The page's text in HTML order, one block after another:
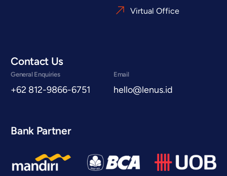
Virtual Office
Contact Us
General Enquiries
+62 812-9866-6751
Email
hello@lenus.id
Bank Partner